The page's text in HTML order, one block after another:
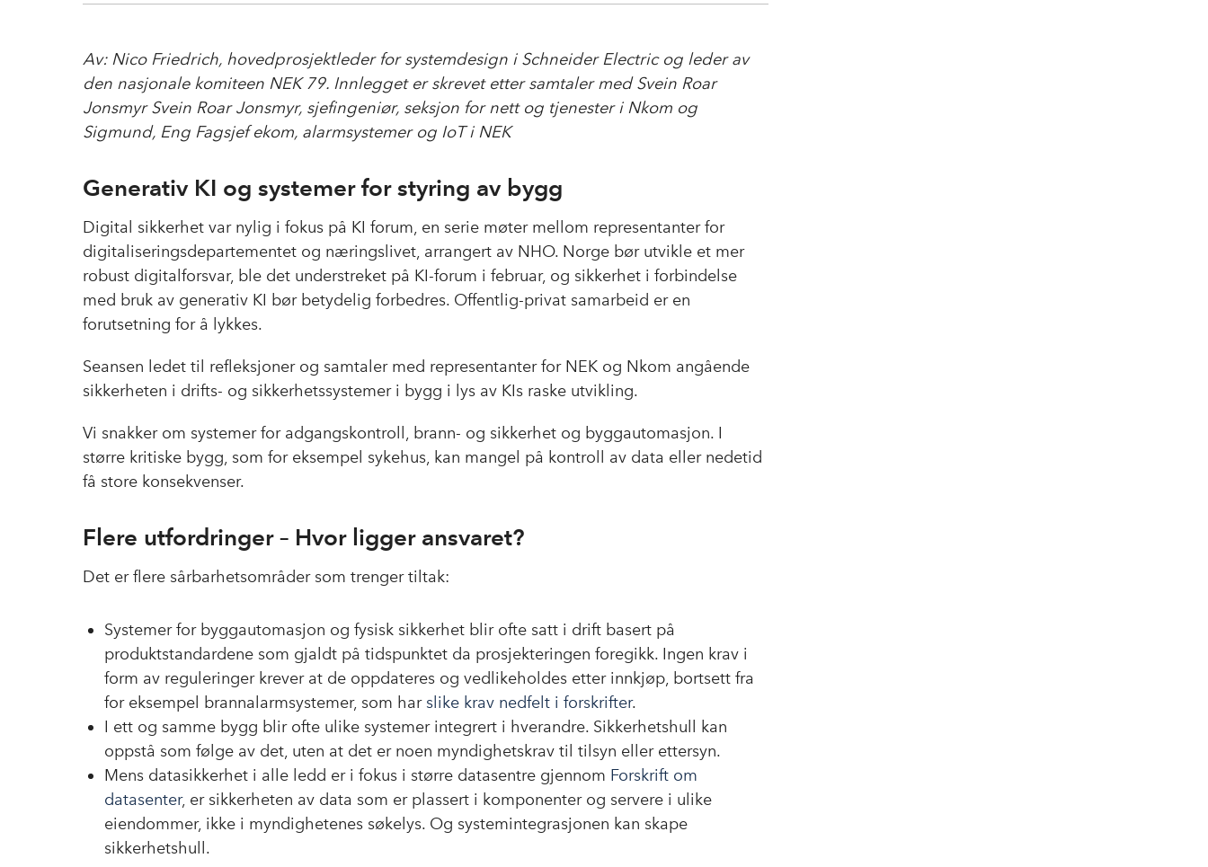
a
e
b
o
i
k
-
o
Av: Nico Friedrich, hovedprosjektleder for systemdesign i Schneider Electric og leder av
den nasjonale komiteen NEK 79. Innlegget er skrevet etter samtaler med Svein Roar
Jonsmyr Svein Roar Jonsmyr, sjefingeniør, seksjon for nett og tjenester i Nkom og
Sigmund, Eng Fagsjef ekom, alarmsystemer og IoT i NEK
Generativ KI og systemer for styring av bygg
Digital sikkerhet var nylig i fokus på KI forum, en serie møter mellom representanter for
digitaliseringsdepartementet og næringslivet, arrangert av NHO. Norge bør utvikle et mer
robust digitalforsvar, ble det understreket på KI-forum i februar, og sikkerhet i forbindelse
med bruk av generativ KI bør betydelig forbedres. Offentlig-privat samarbeid er en
forutsetning for å lykkes.
Seansen ledet til refleksjoner og samtaler med representanter for NEK og Nkom angående
sikkerheten i drifts- og sikkerhetssystemer i bygg i lys av KIs raske utvikling.
Vi snakker om systemer for adgangskontroll, brann- og sikkerhet og byggautomasjon. I
større kritiske bygg, som for eksempel sykehus, kan mangel på kontroll av data eller nedetid
få store konsekvenser.
Flere utfordringer – Hvor ligger ansvaret?
Det er flere sårbarhetsområder som trenger tiltak:
Systemer for byggautomasjon og fysisk sikkerhet blir ofte satt i drift basert på
produktstandardene som gjaldt på tidspunktet da prosjekteringen foregikk. Ingen krav i
form av reguleringer krever at de oppdateres og vedlikeholdes etter innkjøp, bortsett fra
for eksempel brannalarmsystemer, som har slike krav nedfelt i forskrifter.
I ett og samme bygg blir ofte ulike systemer integrert i hverandre. Sikkerhetshull kan
oppstå som følge av det, uten at det er noen myndighetskrav til tilsyn eller ettersyn.
Mens datasikkerhet i alle ledd er i fokus i større datasentre gjennom Forskrift om
datasenter, er sikkerheten av data som er plassert i komponenter og servere i ulike
eiendommer, ikke i myndighetenes søkelys. Og systemintegrasjonen kan skape
sikkerhetshull.